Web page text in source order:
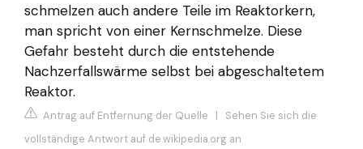
schmelzen auch andere Teile im Reaktorkern,
man spricht von einer Kernschmelze. Diese
Gefahr besteht durch die entstehende
Nachzerfallswärme selbst bei abgeschaltetem
Reaktor.
Antrag auf Entfernung der Quelle | Sehen Sie sich die
vollständige Antwort auf de.wikipedia.org an